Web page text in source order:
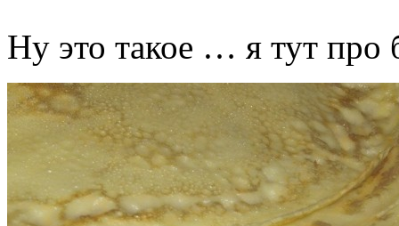
Ну это такое … я тут про